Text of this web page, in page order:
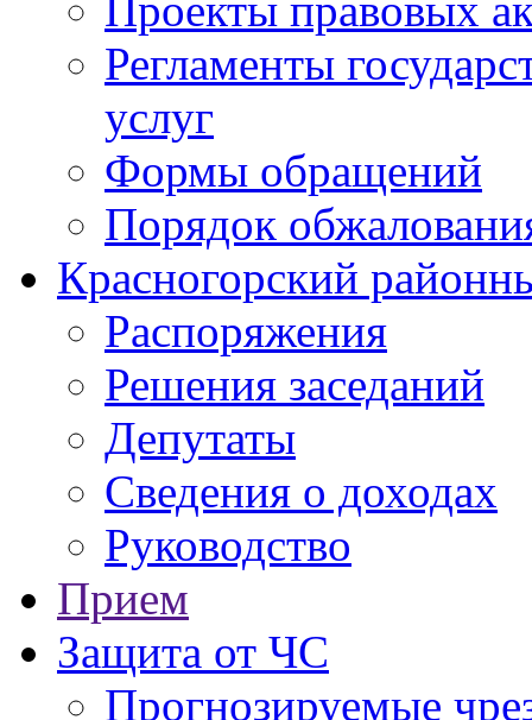
Регламенты
услуг
Формы обращений
Порядок
Красногорский
Распоряжения
Решения заседаний
Депутаты
Сведения о доходах
Руководство
Прием
Защита от ЧС
Прогнозируемые